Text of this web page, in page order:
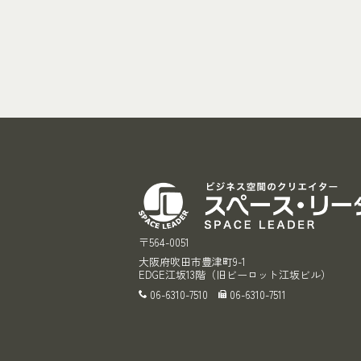
〒564-0051
大阪府吹田市豊津町9-1
EDGE江坂13階（旧ビーロット江坂ビル）
06-6310-7510
06-6310-7511